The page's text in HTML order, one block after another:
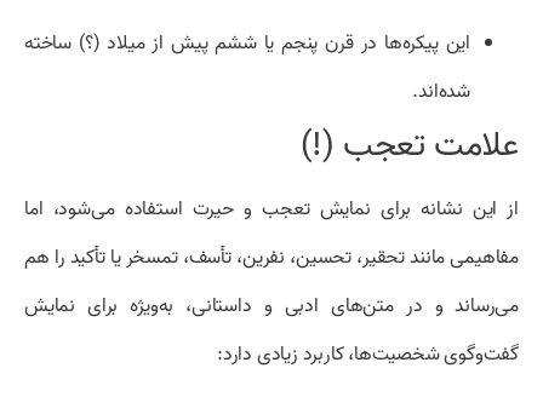
این پیکره‌ها در قرن پنجم یا ششم پیش از میلاد (؟) ساخته
شده‌اند.
علامت تعجب (!)
از این نشانه برای نمایش تعجب و حیرت استفاده می‌شود، اما
مفاهیمی مانند تحقیر، تحسین، نفرین، تأسف، تمسخر یا تأکید را هم
می‌رساند و در متن‌های ادبی و داستانی، به‌ویژه برای نمایش
گفت‌وگوی شخصیت‌ها، کاربرد زیادی دارد: